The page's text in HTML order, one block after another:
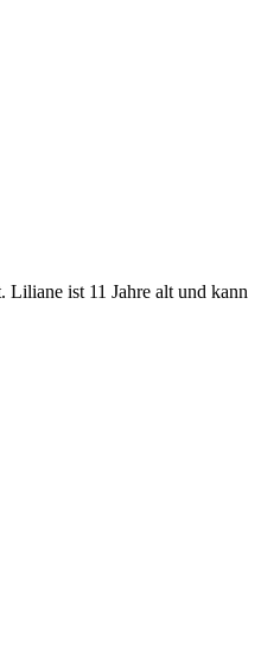
Liliane ist 11 Jahre alt und kann